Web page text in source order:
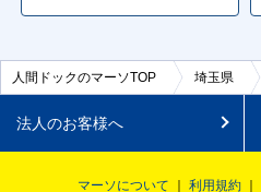
人間ドックのマーソTOP 埼玉県
法人のお客様へ
マーソについて 利用規約